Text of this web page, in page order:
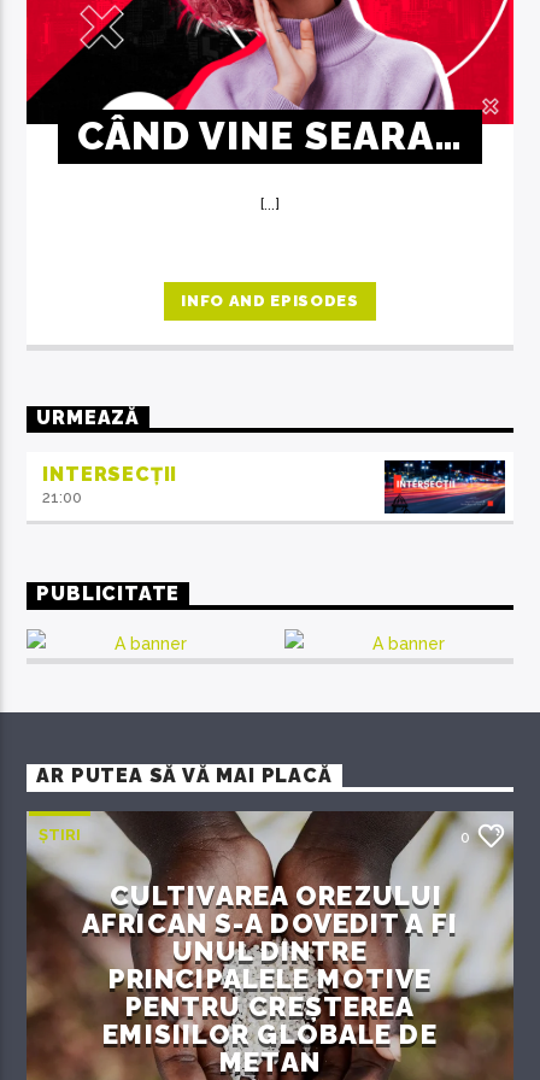
CÂND VINE SEARA…
[...]
INFO AND EPISODES
URMEAZĂ
INTERSECȚII
21:00
PUBLICITATE
AR PUTEA SĂ VĂ MAI PLACĂ
ȘTIRI 0
CULTIVAREA OREZULUI
AFRICAN S-A DOVEDIT A FI
UNUL DINTRE
PRINCIPALELE MOTIVE
PENTRU CREȘTEREA
EMISIILOR GLOBALE DE
METAN